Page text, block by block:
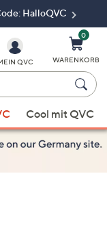
HalloQVC
QVC
0
WARENKORB
Cool mit QVC